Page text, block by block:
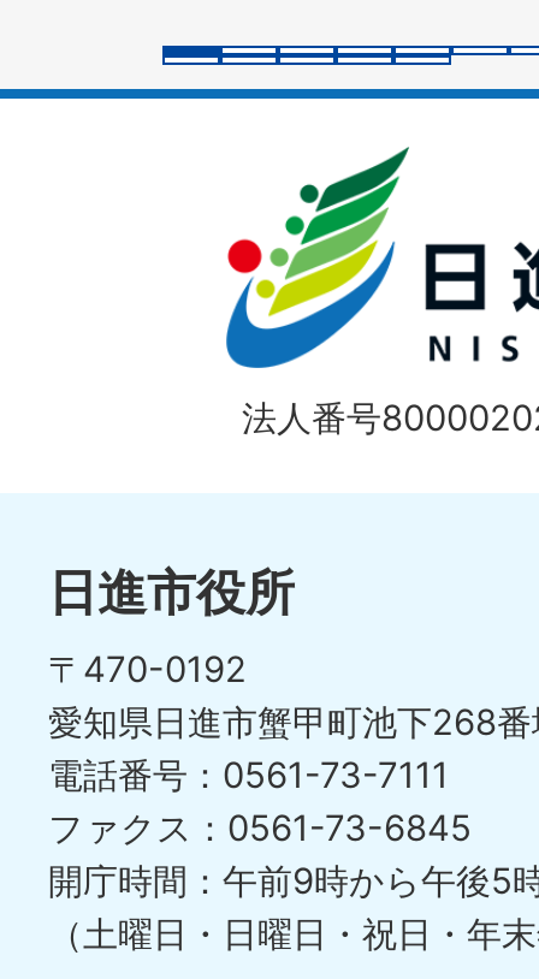
ラ
イ
法人番号
日進市役所
〒470-0192
愛知県日進市蟹甲町池下268
電話番号：0561-73-7111
ファクス：0561-73-6845
開庁時間：午前9時から午後5
（土曜日・日曜日・祝日・年